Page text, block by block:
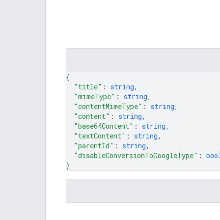
{
"title" : string,
"mimeType" : string,
"contentMimeType" : string,
"content" : string,
"base64Content" : string,
"textContent" : string,
"parentId" : string,
"disableConversionToGoogleType" :
}